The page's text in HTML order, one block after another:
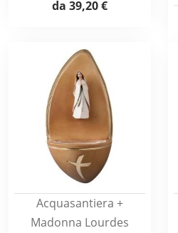
da 39,20 €
Acquasantiera +
Madonna Lourdes